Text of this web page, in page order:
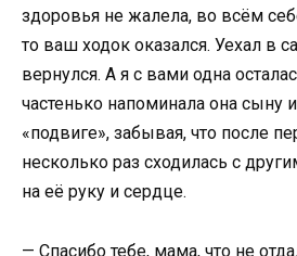
здоровья не жалела, во всём
то ваш ходок оказался. Уехал в
вернулся. А я с вами одна
частенько напоминала она сыну
«подвиге», забывая, что после
несколько раз сходилась с
на её руку и сердце.
— Спасибо тебе, мама, что не